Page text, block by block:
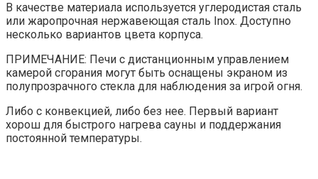
В качестве материала используется углеродистая сталь
или жаропрочная нержавеющая сталь Inox. Доступно
несколько вариантов цвета корпуса.
ПРИМЕЧАНИЕ: Печи с дистанционным управлением
камерой сгорания могут быть оснащены экраном из
полупрозрачного стекла для наблюдения за игрой огня.
Либо с конвекцией, либо без нее. Первый вариант
хорош для быстрого нагрева сауны и поддержания
постоянной температуры.